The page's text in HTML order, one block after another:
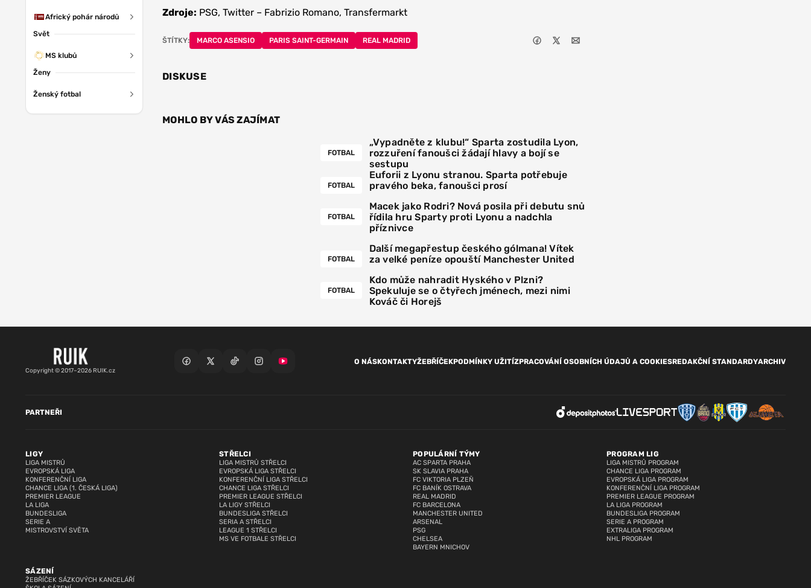
Africký pohár národů
Svět
MS klubů
Ženy
Ženský fotbal
Zdroje: PSG, Twitter – Fabrizio Romano, Transfermarkt
ŠTÍTKY: MARCO ASENSIO PARIS SAINT-GERMAIN REAL MADRID
DISKUSE
MOHLO BY VÁS ZAJÍMAT
FOTBAL
„Vypadněte z klubu!“ Sparta zostudila Lyon,
rozzuření fanoušci žádají hlavy a bojí se
sestupu
FOTBAL
Euforii z Lyonu stranou. Sparta potřebuje
pravého beka, fanoušci prosí
FOTBAL
Macek jako Rodri? Nová posila při debutu snů
řídila hru Sparty proti Lyonu a nadchla
příznivce
FOTBAL
Další megapřestup českého gólmana! Vítek
za velké peníze opouští Manchester United
FOTBAL
Kdo může nahradit Hyského v Plzni?
Spekuluje se o čtyřech jménech, mezi nimi
Kováč či Horejš
Copyright © 2017–2026 RUIK.cz
O NÁSKONTAKTYŽEBŘÍČEKPODMÍNKY UŽITÍZPRACOVÁNÍ OSOBNÍCH ÚDAJŮ A COOKIESREDAKČNÍ STANDARDYARCHIV
LIGY
LIGA MISTRŮ
EVROPSKÁ LIGA
KONFERENČNÍ LIGA
CHANCE LIGA (1. ČESKÁ LIGA)
PREMIER LEAGUE
LA LIGA
BUNDESLIGA
SERIE A
MISTROVSTVÍ SVĚTA
STŘELCI
LIGA MISTRŮ STŘELCI
EVROPSKÁ LIGA STŘELCI
KONFERENČNÍ LIGA STŘELCI
CHANCE LIGA STŘELCI
PREMIER LEAGUE STŘELCI
LA LIGY STŘELCI
BUNDESLIGA STŘELCI
SERIA A STŘELCI
LEAGUE 1 STŘELCI
MS VE FOTBALE STŘELCI
POPULÁRNÍ TÝMY
AC SPARTA PRAHA
SK SLAVIA PRAHA
FC VIKTORIA PLZEŇ
FC BANÍK OSTRAVA
REAL MADRID
FC BARCELONA
MANCHESTER UNITED
ARSENAL
PSG
CHELSEA
BAYERN MNICHOV
PROGRAM LIG
LIGA MISTRŮ PROGRAM
CHANCE LIGA PROGRAM
EVROPSKÁ LIGA PROGRAM
KONFERENČNÍ LIGA PROGRAM
PREMIER LEAGUE PROGRAM
LA LIGA PROGRAM
BUNDESLIGA PROGRAM
SERIE A PROGRAM
EXTRALIGA PROGRAM
NHL PROGRAM
SÁZENÍ
ŽEBŘÍČEK SÁZKOVÝCH KANCELÁŘÍ
PARTNEŘI